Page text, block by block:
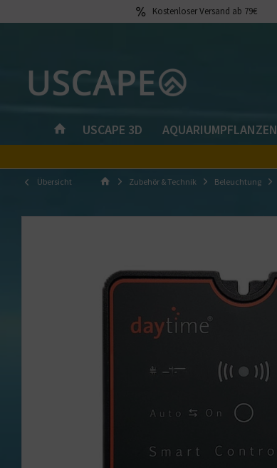
Kostenloser Versand ab 79€
USCAPE 3D AQUARIUMPFLANZEN
Übersicht Zubehör & Technik Beleuchtung